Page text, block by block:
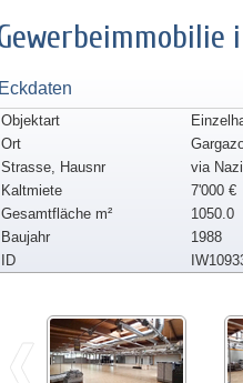
Eckdaten
Objektart
Ort
Strasse, Hausnr
via
Kaltmiete
7'000 €
Gesamtfläche m²
1050.0
Baujahr
1988
ID